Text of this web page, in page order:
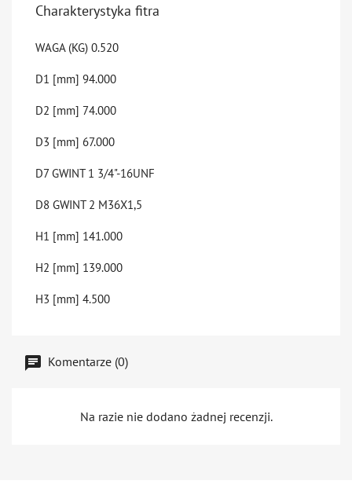
Charakterystyka fitra
WAGA (KG) 0.520
D1 [mm] 94.000
D2 [mm] 74.000
D3 [mm] 67.000
D7 GWINT 1 3/4"-16UNF
D8 GWINT 2 M36X1,5
H1 [mm] 141.000
H2 [mm] 139.000
H3 [mm] 4.500
Komentarze (0)
Na razie nie dodano żadnej recenzji.